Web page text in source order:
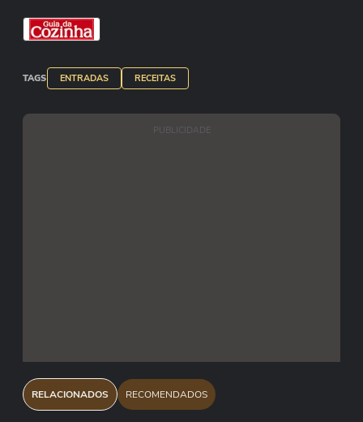
O que você precisa:
- Pão (qualquer tipo: francês, de forma,
baguete…)
- Tomate picadinho
- Cebola
TAGS ENTRADAS RECEITAS
PUBLICIDADE
RELACIONADOS RECOMENDADOS